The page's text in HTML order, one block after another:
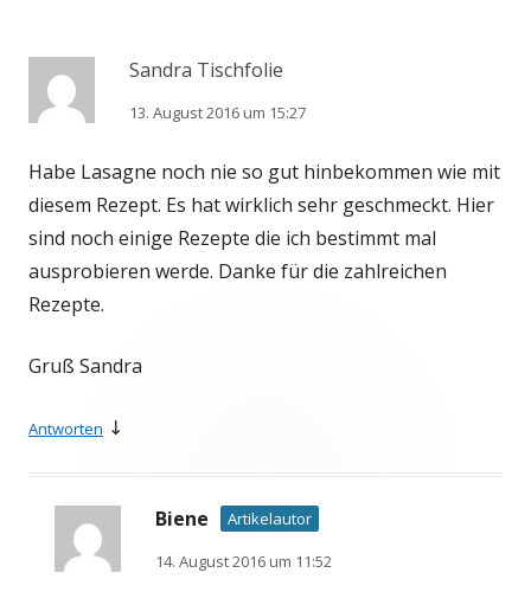
Sandra Tischfolie
13. August 2016 um 15:27
Habe Lasagne noch nie so gut hinbekommen wie mit
diesem Rezept. Es hat wirklich sehr geschmeckt. Hier
sind noch einige Rezepte die ich bestimmt mal
ausprobieren werde. Danke für die zahlreichen
Rezepte.
Gruß Sandra
Antworten ↓
Biene
Artikelautor
14. August 2016 um 11:52